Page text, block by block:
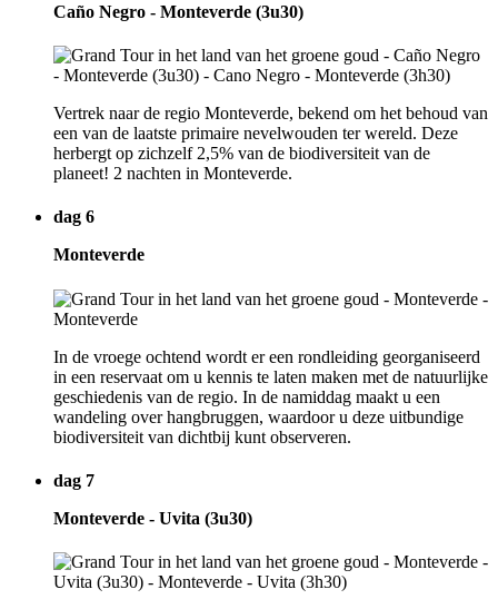
Caño Negro - Monteverde (3u30)
Vertrek naar de regio Monteverde, bekend om het behoud van
een van de laatste primaire nevelwouden ter wereld. Deze
herbergt op zichzelf 2,5% van de biodiversiteit van de
planeet! 2 nachten in Monteverde.
dag 6
Monteverde
In de vroege ochtend wordt er een rondleiding georganiseerd
in een reservaat om u kennis te laten maken met de natuurlijke
geschiedenis van de regio. In de namiddag maakt u een
wandeling over hangbruggen, waardoor u deze uitbundige
biodiversiteit van dichtbij kunt observeren.
dag 7
Monteverde - Uvita (3u30)